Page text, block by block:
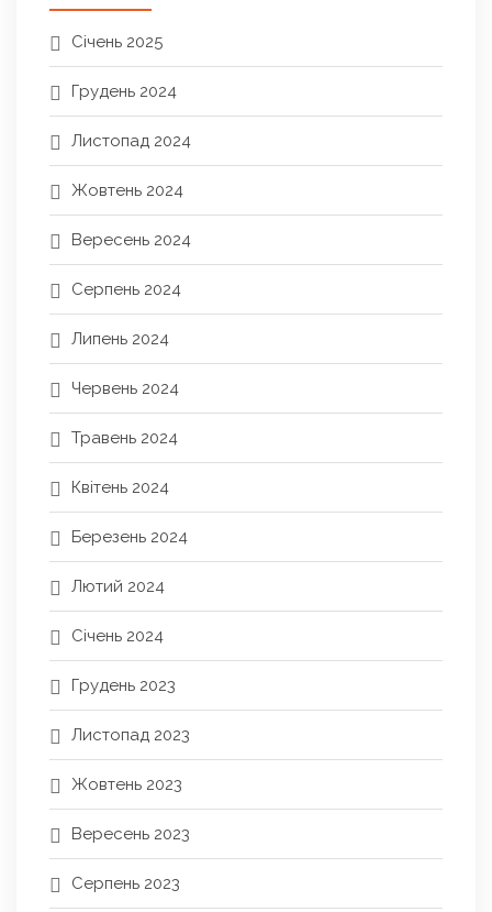
Січень 2025
Грудень 2024
Листопад 2024
Жовтень 2024
Вересень 2024
Серпень 2024
Липень 2024
Червень 2024
Травень 2024
Квітень 2024
Березень 2024
Лютий 2024
Січень 2024
Грудень 2023
Листопад 2023
Жовтень 2023
Вересень 2023
Серпень 2023